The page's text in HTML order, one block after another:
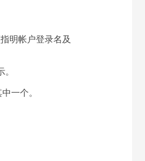
明帐户登录名及
一个。